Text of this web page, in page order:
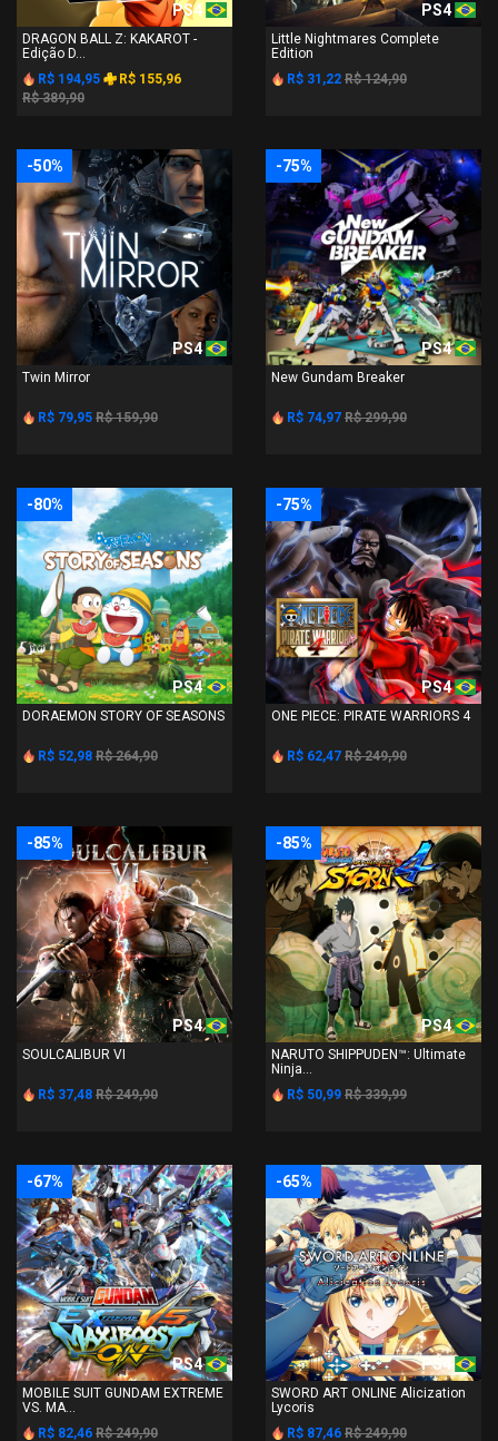
PS4
DRAGON BALL Z: KAKAROT -
Edição D...
R$ 194,95
R$ 155,96
R$ 389,90
PS4
Little Nightmares Complete
Edition
R$ 31,22 R$ 124,90
-50%
PS4
Twin Mirror
R$ 79,95 R$ 159,90
-75%
PS4
New Gundam Breaker
R$ 74,97 R$ 299,90
-80%
PS4
DORAEMON STORY OF SEASONS
R$ 52,98 R$ 264,90
-75%
PS4
ONE PIECE: PIRATE WARRIORS 4
R$ 62,47 R$ 249,90
-85%
PS4
SOULCALIBUR VI
R$ 37,48 R$ 249,90
-85%
PS4
NARUTO SHIPPUDEN™: Ultimate
Ninja...
R$ 50,99 R$ 339,99
-67%
PS4
MOBILE SUIT GUNDAM EXTREME
VS. MA...
R$ 82,46 R$ 249,90
-65%
PS4
SWORD ART ONLINE Alicization
Lycoris
R$ 87,46 R$ 249,90